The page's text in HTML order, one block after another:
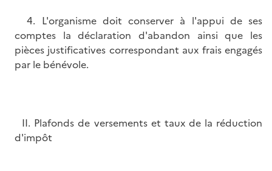
4. L'organisme doit conserver à l'appui de ses
comptes la déclaration d'abandon ainsi que les
pièces justificatives correspondant aux frais engagés
par le bénévole.
II. Plafonds de versements et taux de la réduction
d'impôt